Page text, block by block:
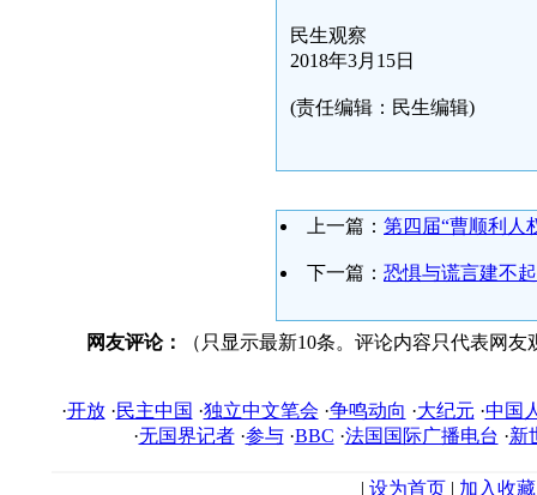
民生观察
2018年3月15日
(责任编辑：民生编辑)
上一篇： 第四届“曹顺利人
下一篇： 恐惧与谎言建不
网友评论： （只显示最新10条。评论内容只代表网
·开放·民主中国 ·独立中文笔会 ·争鸣动向 ·大纪元 ·中国
·无国界记者·参与·BBC ·法国国际广播电台 ·新
| 设为首页 | 加入收藏